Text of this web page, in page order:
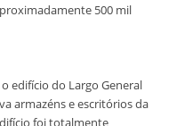
500 mil
edifício do Largo General
armazéns e escritórios da
foi totalmente